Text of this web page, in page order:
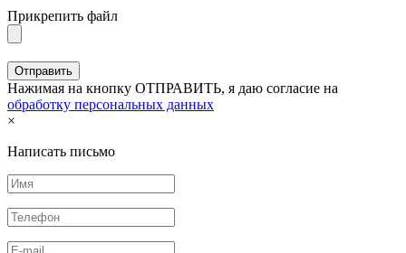
Прикрепить файл
Нажимая на кнопку ОТПРАВИТЬ, я даю согласие на
обработку персональных данных
×
Написать письмо